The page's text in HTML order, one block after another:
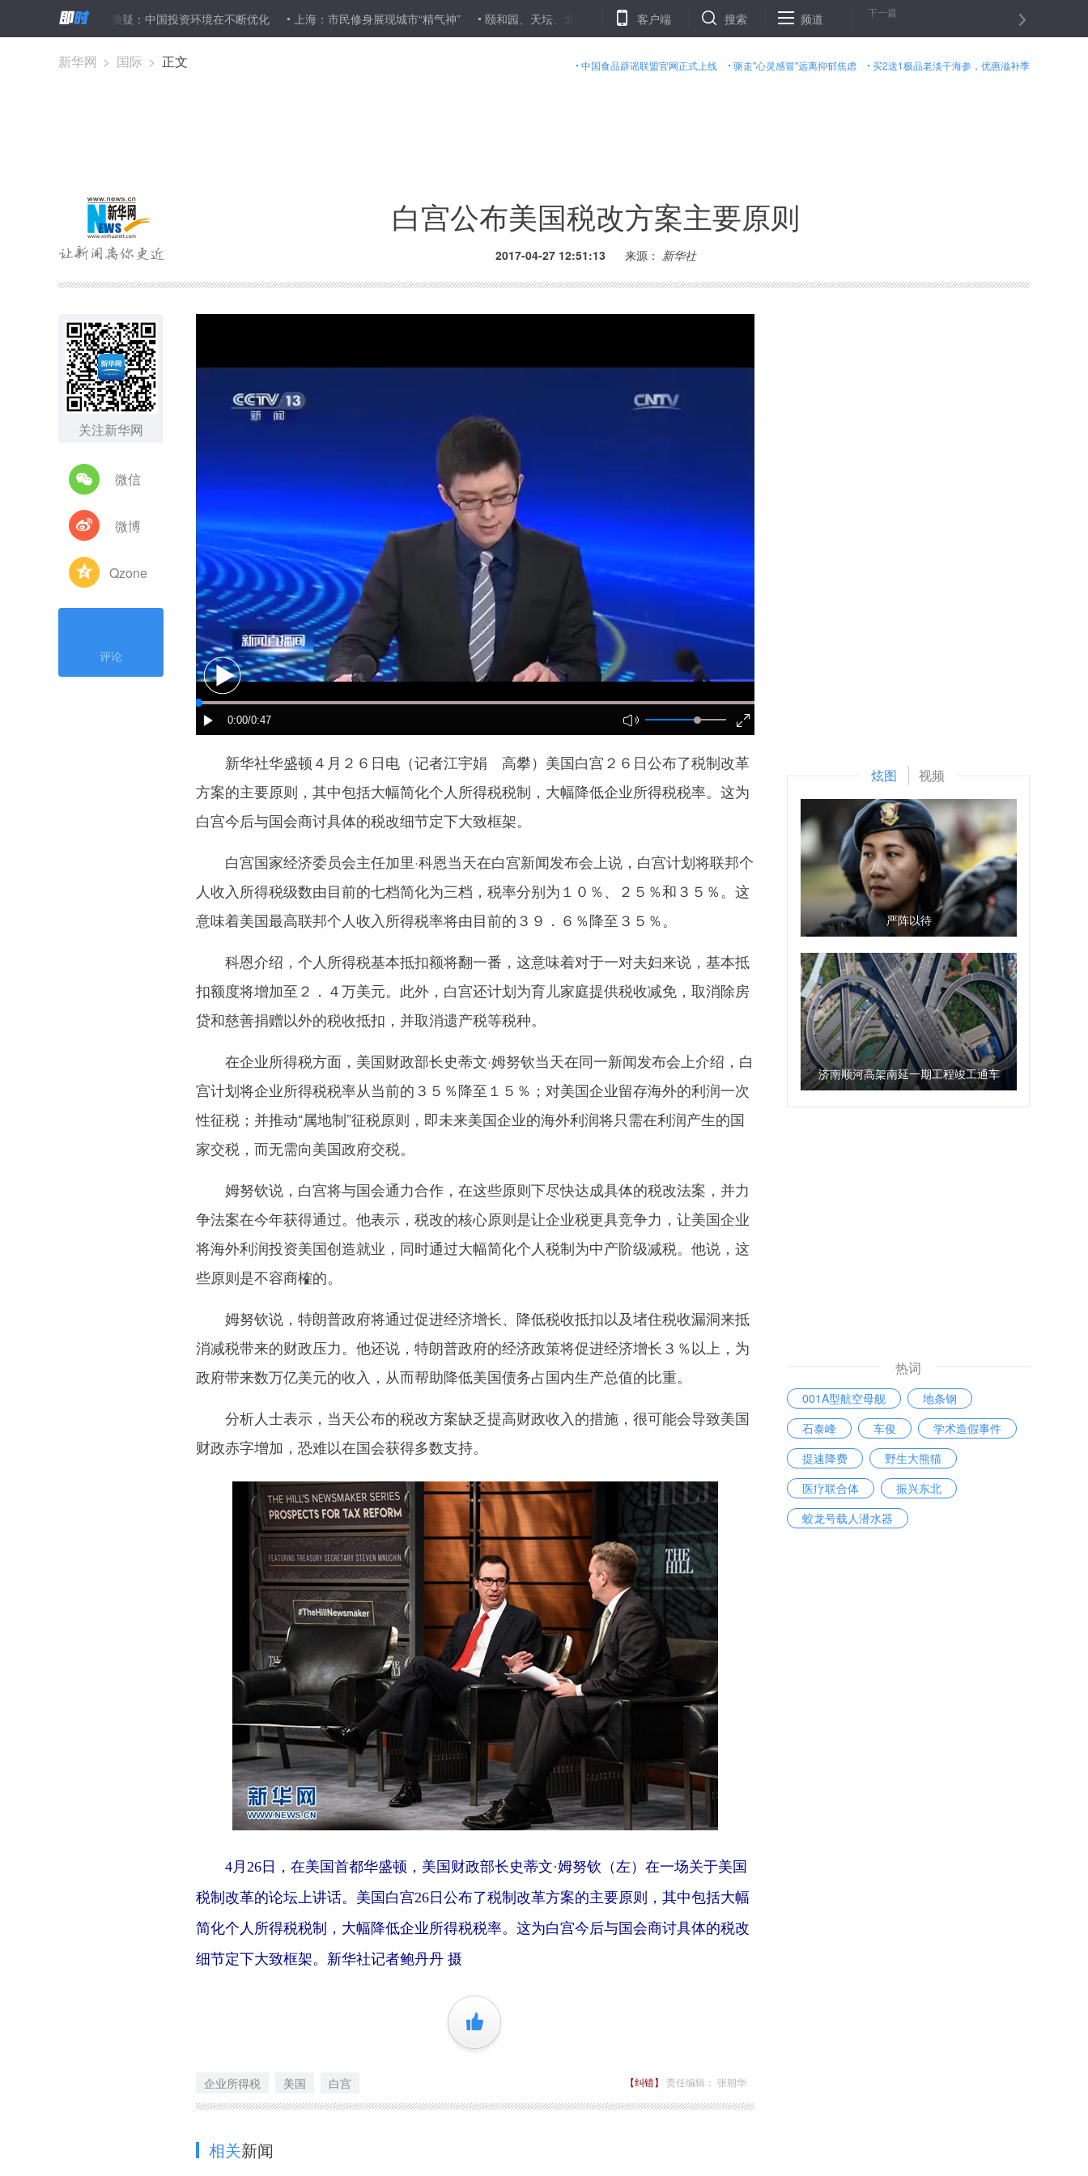
投资环境质疑：中国投资环境在不断优化 上海：市民修身展现城市“精气神” 颐和园、天坛、北京动物园开通网上售票应对“五一”游园高峰 国航将开通北京-阿斯塔纳、北京-苏黎世直飞航线
客户端 搜索 频道 下一篇
中国食品辟谣联盟官网正式上线 驱走"心灵感冒"远离抑郁焦虑 买2送1极品老淡干海参，优惠滋补季
新华网 > 国际 > 正文
白宫公布美国税改方案主要原则
2017-04-27 12:51:13 来源： 新华社
关注新华网
微信
微博
Qzone
评论
新华社华盛顿４月２６日电（记者江宇娟 高攀）美国白宫２６日公布了税制改革
方案的主要原则，其中包括大幅简化个人所得税税制，大幅降低企业所得税税率。这为
白宫今后与国会商讨具体的税改细节定下大致框架。
白宫国家经济委员会主任加里·科恩当天在白宫新闻发布会上说，白宫计划将联邦个
人收入所得税级数由目前的七档简化为三档，税率分别为１０％、２５％和３５％。这
意味着美国最高联邦个人收入所得税率将由目前的３９．６％降至３５％。
科恩介绍，个人所得税基本抵扣额将翻一番，这意味着对于一对夫妇来说，基本抵
扣额度将增加至２．４万美元。此外，白宫还计划为育儿家庭提供税收减免，取消除房
贷和慈善捐赠以外的税收抵扣，并取消遗产税等税种。
在企业所得税方面，美国财政部长史蒂文·姆努钦当天在同一新闻发布会上介绍，白
宫计划将企业所得税税率从当前的３５％降至１５％；对美国企业留存海外的利润一次
性征税；并推动“属地制”征税原则，即未来美国企业的海外利润将只需在利润产生的国
家交税，而无需向美国政府交税。
姆努钦说，白宫将与国会通力合作，在这些原则下尽快达成具体的税改法案，并力
争法案在今年获得通过。他表示，税改的核心原则是让企业税更具竞争力，让美国企业
将海外利润投资美国创造就业，同时通过大幅简化个人税制为中产阶级减税。他说，这
些原则是不容商榷的。
姆努钦说，特朗普政府将通过促进经济增长、降低税收抵扣以及堵住税收漏洞来抵
消减税带来的财政压力。他还说，特朗普政府的经济政策将促进经济增长３％以上，为
政府带来数万亿美元的收入，从而帮助降低美国债务占国内生产总值的比重。
分析人士表示，当天公布的税改方案缺乏提高财政收入的措施，很可能会导致美国
财政赤字增加，恐难以在国会获得多数支持。
4月26日，在美国首都华盛顿，美国财政部长史蒂文·姆努钦（左）在一场关于美国
税制改革的论坛上讲话。美国白宫26日公布了税制改革方案的主要原则，其中包括大幅
简化个人所得税税制，大幅降低企业所得税税率。这为白宫今后与国会商讨具体的税改
细节定下大致框架。新华社记者鲍丹丹 摄
+1
企业所得税 美国 白宫 【纠错】 责任编辑： 张朝华
相关新闻
炫图 视频
严阵以待
济南顺河高架南延一期工程竣工通车
热词
001A型航空母舰
地条钢
石泰峰
车俊
学术造假事件
提速降费
野生大熊猫
医疗联合体
振兴东北
蛟龙号载人潜水器